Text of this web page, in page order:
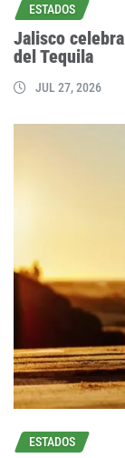
ESTADOS
Jalisco
del Tequila
JUL 27, 2026
ESTADOS